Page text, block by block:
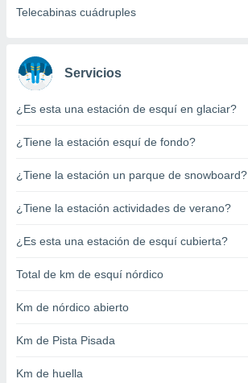
en
un
datos
crear un
uso de
Telecabinas cuádruples
Servicios
¿Es esta una estación de esquí en glaciar?
¿Tiene la estación esquí de fondo?
¿Tiene la estación un parque de snowboard?
¿Tiene la estación actividades de verano?
¿Es esta una estación de esquí cubierta?
Total de km de esquí nórdico
Km de nórdico abierto
Km de Pista Pisada
Km de huella